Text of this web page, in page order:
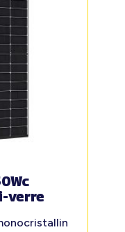
verre